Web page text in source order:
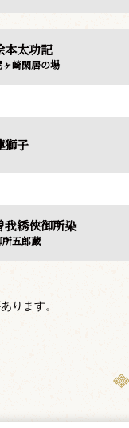
本太功記
ヶ崎閑居の場
獅子
我綉俠御所染
所五郎蔵
ります。